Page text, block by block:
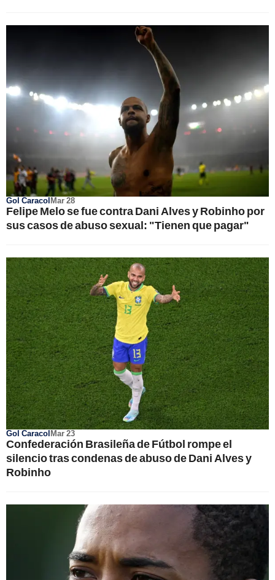
Gol CaracolMar 28
Felipe Melo se fue contra Dani Alves y Robinho por
sus casos de abuso sexual: "Tienen que pagar"
Gol CaracolMar 23
Confederación Brasileña de Fútbol rompe el
silencio tras condenas de abuso de Dani Alves y
Robinho